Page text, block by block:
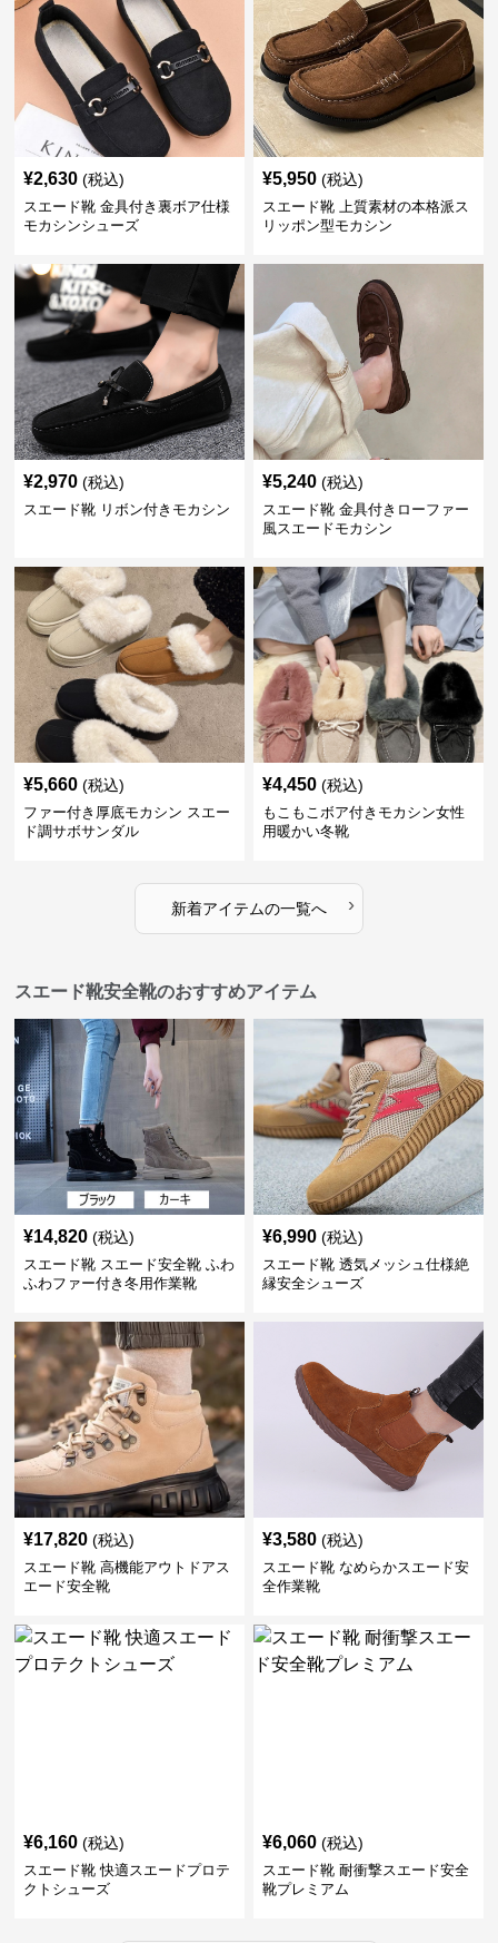
¥2,630 (税込)
スエード靴 金具付き裏ボア仕様
モカシンシューズ
¥5,950 (税込)
スエード靴 上質素材の本格派ス
リッポン型モカシン
¥2,970 (税込)
スエード靴 リボン付きモカシン
¥5,240 (税込)
スエード靴 金具付きローファー
風スエードモカシン
¥5,660 (税込)
ファー付き厚底モカシン スエー
ド調サボサンダル
¥4,450 (税込)
もこもこボア付きモカシン女性
用暖かい冬靴
新着アイテムの一覧へ ›
スエード靴安全靴のおすすめアイテム
¥14,820 (税込)
スエード靴 スエード安全靴 ふわ
ふわファー付き冬用作業靴
¥6,990 (税込)
スエード靴 透気メッシュ仕様絶
縁安全シューズ
¥17,820 (税込)
スエード靴 高機能アウトドアス
エード安全靴
¥3,580 (税込)
スエード靴 なめらかスエード安
全作業靴
¥6,160 (税込)
スエード靴 快適スエードプロテ
クトシューズ
¥6,060 (税込)
スエード靴 耐衝撃スエード安全
靴プレミアム